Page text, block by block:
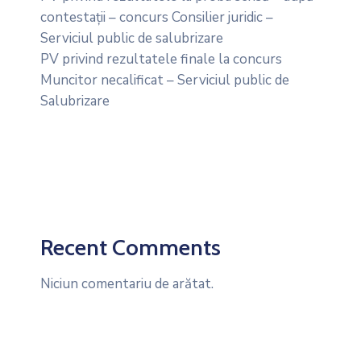
contestații – concurs Consilier juridic –
Serviciul public de salubrizare
PV privind rezultatele finale la concurs
Muncitor necalificat – Serviciul public de
Salubrizare
Recent Comments
Niciun comentariu de arătat.